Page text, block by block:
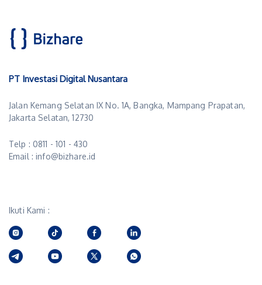
PT Investasi Digital Nusantara
Jalan Kemang Selatan IX No. 1A, Bangka, Mampang Prapatan,
Jakarta Selatan, 12730
Telp : 0811 - 101 - 430
Email : info@bizhare.id
Ikuti Kami :